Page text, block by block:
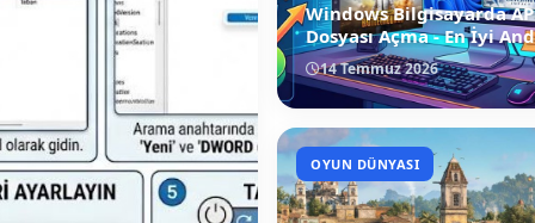
Windows Bilgisayarda
Dosyası Açma - En İyi
Emülatörler (2026)
14 Temmuz 2026
OYUN DÜNYASI